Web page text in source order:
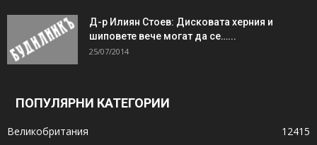
Д-р Илиян Стоев: Дисковата херния и
шиповете вече могат да се…...
25/07/2014
ПОПУЛЯРНИ КАТЕГОРИИ
Великобритания
12415